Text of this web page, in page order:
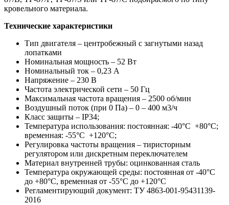
кровельного материала.
Технические характеристики
Тип двигателя – центробежный с загнутыми назад
лопатками
Номинальная мощность – 52 Вт
Номинальный ток – 0,23 А
Напряжение – 230 В
Частота электрической сети – 50 Гц
Максимальная частота вращения – 2500 об/мин
Воздушный поток (при 0 Па) – 0 – 400 м3/ч
Класс защиты – IP34;
Температура использования: постоянная: -40°С +80°С;
временная: -55°С +120°С;
Регулировка частоты вращения – тиристорным
регулятором или дискретным переключателем
Материал внутренней трубы: оцинкованная сталь
Температура окружающей среды: постоянная от -40°С
до +80°С, временная от -55°С до +120°С
Регламентирующий документ: ТУ 4863-001-95431139-
2016